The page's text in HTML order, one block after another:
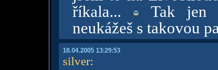
říkala...
Tak jen
neukážeš s takovou
18.04.2005 13:29:53
silver: